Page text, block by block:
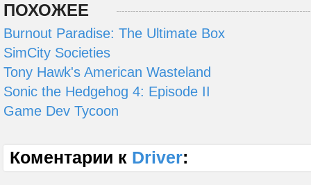
ПОХОЖЕЕ
Burnout Paradise: The Ultimate Box
SimCity Societies
Tony Hawk's American Wasteland
Sonic the Hedgehog 4: Episode II
Game Dev Tycoon
Коментарии к Driver: